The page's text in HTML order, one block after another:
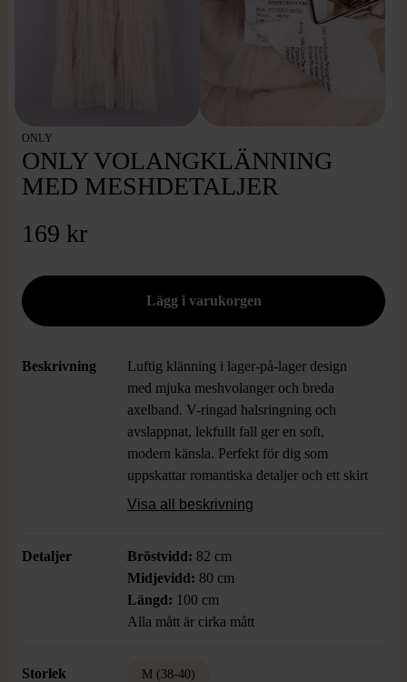
ONLY
ONLY VOLANGKLÄNNING
MED MESHDETALJER
169 kr
Beskrivning
Luftig klänning i lager-på-lager design
med mjuka meshvolanger och breda
axelband. V-ringad halsringning och
avslappnat, lekfullt fall ger en soft,
modern känsla. Perfekt för dig som
uppskattar romantiska detaljer och ett skirt
uttryck som känns både contemporary och
Visa all beskrivning
Detaljer Bröstvidd: 82 cm
Midjevidd: 80 cm
Längd: 100 cm
Alla mått är cirka mått
Storlek M (38-40)